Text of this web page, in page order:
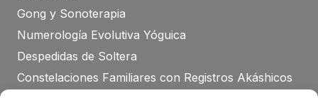
Gong y Sonoterapia
Numerología Evolutiva Yóguica
Despedidas de Soltera
Constelaciones Familiares con Registros Akáshicos